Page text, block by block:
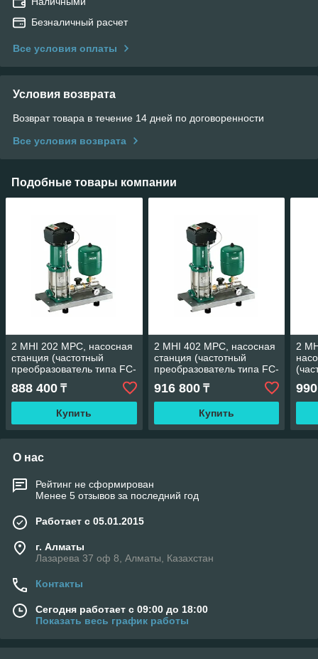
Безналичный расчет
Все условия оплаты
Условия возврата
Возврат товара в течение 14 дней по договоренности
Все условия возврата
Подобные товары компании
2 MHI 202 MPC, насосная
станция (частотный
преобразователь типа FC-
202, Danfoss -Дания)
888 400 ₸
Купить
2 MHI 402 MPC, насосная
станция (частотный
преобразователь типа FC-
202, Danfoss -Дания)
916 800₸
Купить
2
О нас
Рейтинг не сформирован
Менее 5 отзывов за последний год
Работает с 05.01.2015
г. Алматы
Лазарева 37 оф 8, Алматы, Казахстан
Контакты
Сегодня работает с 09:00 до 18:00
Показать весь график работы